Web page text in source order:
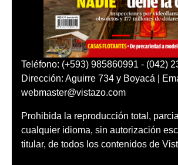
Teléfono: (+593) 985860991 - (042)
Dirección: Aguirre 734 y Boyacá |
webmaster@vistazo.com
Prohibida la reproducción total,
cualquier idioma, sin autorización
titular, de todos los contenidos de